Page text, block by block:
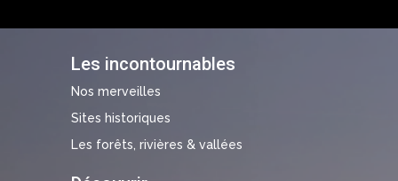
Les incontournables
Nos merveilles
Sites historiques
Les forêts, rivières & vallées